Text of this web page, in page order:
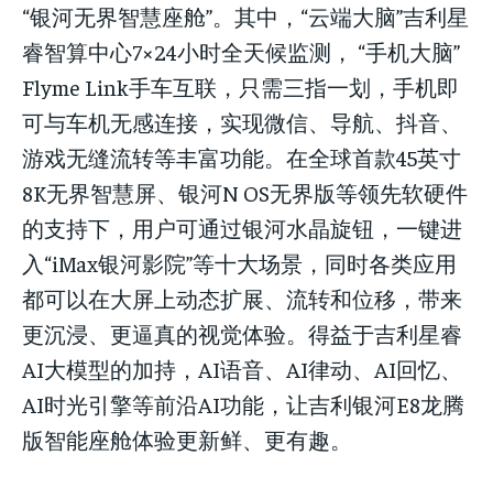
“银河无界智慧座舱”。其中，“云端大脑”吉利星
睿智算中心7×24小时全天候监测， “手机大脑”
Flyme Link手车互联，只需三指一划，手机即
可与车机无感连接，实现微信、导航、抖音、
游戏无缝流转等丰富功能。在全球首款45英寸
8K无界智慧屏、银河N OS无界版等领先软硬件
的支持下，用户可通过银河水晶旋钮，一键进
入“iMax银河影院”等十大场景，同时各类应用
都可以在大屏上动态扩展、流转和位移，带来
更沉浸、更逼真的视觉体验。得益于吉利星睿
AI大模型的加持，AI语音、AI律动、AI回忆、
AI时光引擎等前沿AI功能，让吉利银河E8龙腾
版智能座舱体验更新鲜、更有趣。